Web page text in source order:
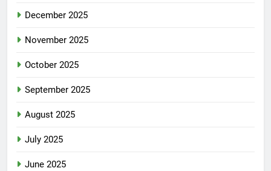
December 2025
November 2025
October 2025
September 2025
August 2025
July 2025
June 2025